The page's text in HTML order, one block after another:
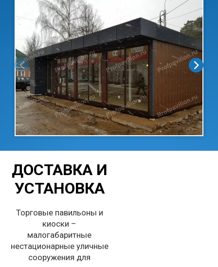
ДОСТАВКА И
УСТАНОВКА
Торговые павильоны и
киоски –
малогабаритные
нестационарные уличные
сооружения для